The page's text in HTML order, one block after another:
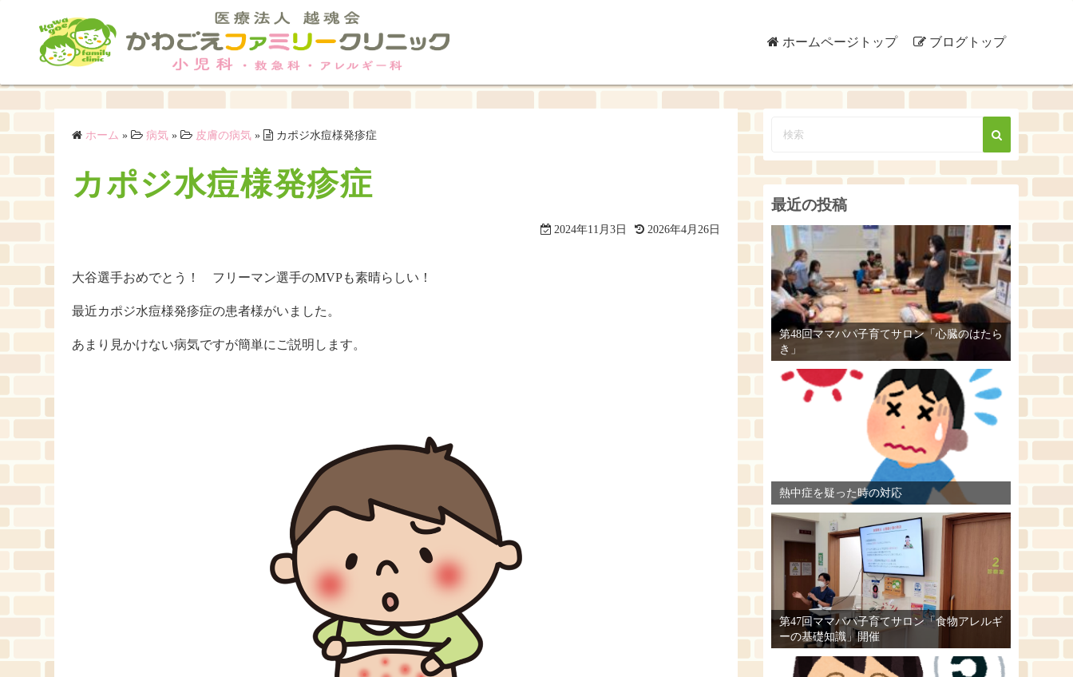
ツ
へ
ス
キ
ホームページトップ ブログトップ
ホーム » 病気 » 皮膚の病気 » カポジ水痘様発疹症
カポジ水痘様発疹症
2024年11月3日 2026年4月26日
大谷選手おめでとう！ フリーマン選手のMVPも素晴らしい！
最近カポジ水痘様発疹症の患者様がいました。
あまり見かけない病気ですが簡単にご説明します。
最近の投稿
第48回ママパパ子育てサロン「心臓のはたら
き」
熱中症を疑った時の対応
第47回ママパパ子育てサロン「食物アレルギ
ーの基礎知識」開催